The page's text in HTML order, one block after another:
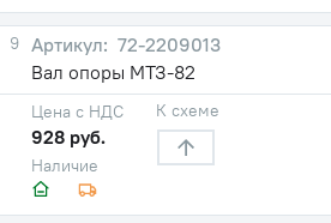
9
72-2209013
Вал опоры МТЗ-82
Наличие
Цена с НДС
928 руб.
К схеме